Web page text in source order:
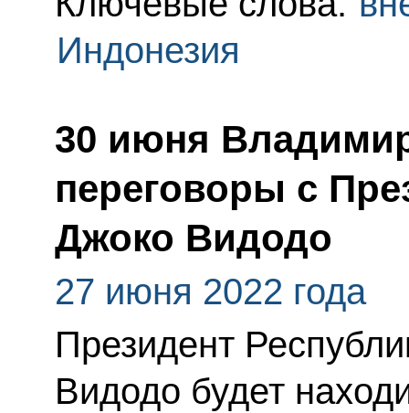
Индонезия
30 июня
переговоры с
Джоко Видодо
27 июня 2022 года
Президент
Видодо будет